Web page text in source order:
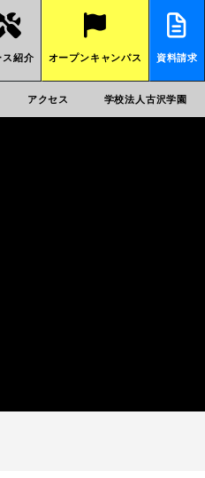
ス紹介 オープンキャンパス 資料請求
アクセス 学校法人古沢学園